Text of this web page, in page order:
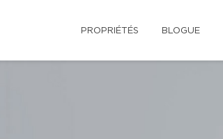
PROPRIÉTÉS BLOGUE